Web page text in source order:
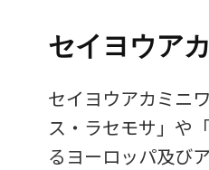
セイヨウア
セイヨウアカミニ
ス・ラセモサ」や
るヨーロッパ及び